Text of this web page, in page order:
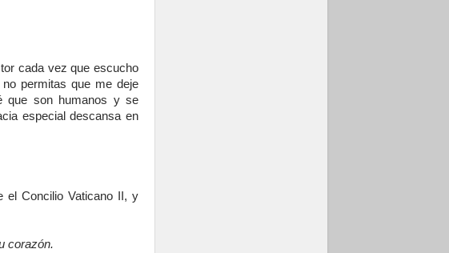
cada vez que escucho
permitas que me deje
que son humanos y se
especial descansa en
el Concilio Vaticano II, y
corazón.